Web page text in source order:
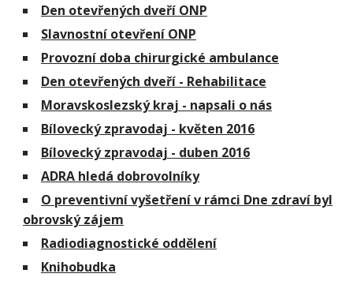
Den otevřených dveří ONP
Slavnostní otevření ONP
Provozní doba chirurgické ambulance
Den otevřených dveří - Rehabilitace
Moravskoslezský kraj - napsali o nás
Bílovecký zpravodaj - květen 2016
Bílovecký zpravodaj - duben 2016
ADRA hledá dobrovolníky
O preventivní vyšetření v rámci Dne zdraví byl
obrovský zájem
Radiodiagnostické oddělení
Knihobudka